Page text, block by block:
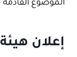
الموضوع القادمة
إعلان